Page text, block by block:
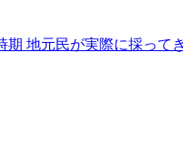
期 地元民が実際に採って